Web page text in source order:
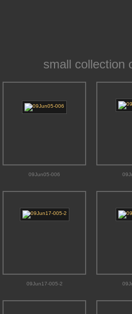
small collection
09Jun05-006
09Jun17-005-2